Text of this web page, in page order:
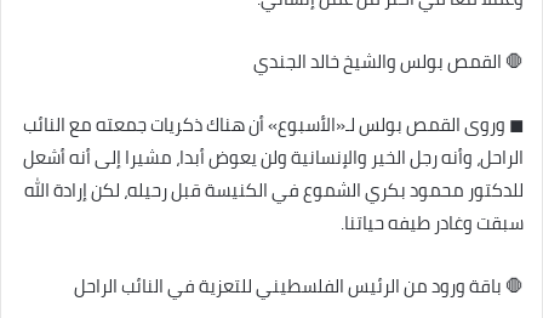
🛑 القمص بولس والشيخ خالد الجندي
◼ وروى القمص بولس لـ«الأسبوع» أن هناك ذكريات جمعته مع النائب
الراحل، وأنه رجل الخير والإنسانية ولن يعوض أبدا، مشيرا إلى أنه أشعل
للدكتور محمود بكري الشموع في الكنيسة قبل رحيله، لكن إرادة الله
سبقت وغادر طيفه حياتنا.
🛑 باقة ورود من الرئيس الفلسطيني للتعزية في النائب الراحل